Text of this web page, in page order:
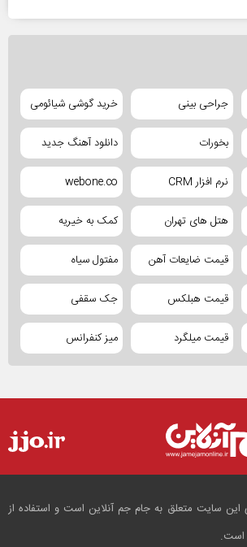
جراحی بینی خرید گوشی شیائومی
بخورات دانلود آهنگ جدید
نرم افزار CRM webone.co
هتل های تهران کمک به خیریه
قیمت ضایعات آهن مفتول سیاه
قیمت هبلکس جک سقفی
قیمت میلگرد میز کنفرانس
سایت متعلق به جام جم آنلاین است و استفاده از
است.